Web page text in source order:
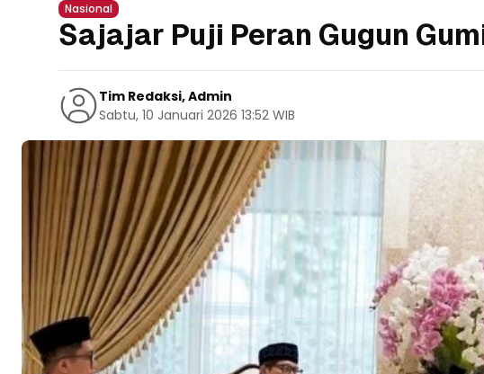
Nasional
Sajajar Puji Peran Gugun
Tim Redaksi, Admin
Sabtu, 10 Januari 2026 13:52 WIB